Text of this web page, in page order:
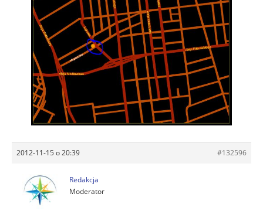
2012-11-15 o 20:39 #132596
Redakcja
Moderator